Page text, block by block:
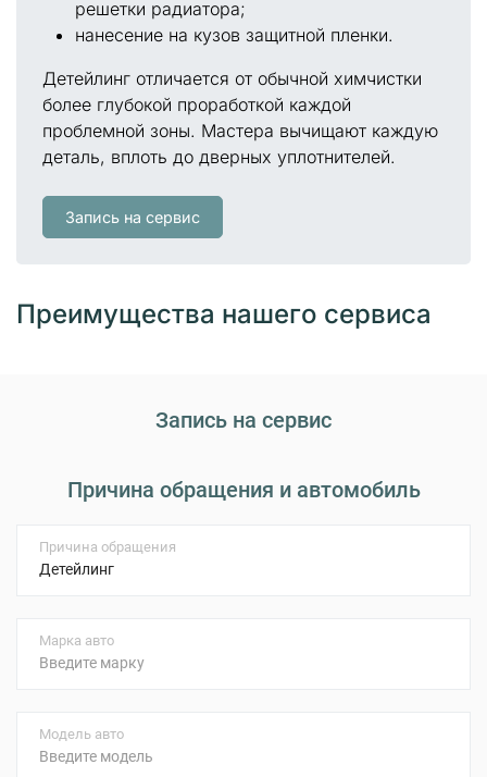
решетки радиатора;
нанесение на кузов защитной пленки.
Детейлинг отличается от обычной химчистки
более глубокой проработкой каждой
проблемной зоны. Мастера вычищают каждую
деталь, вплоть до дверных уплотнителей.
Запись на сервис
Преимущества нашего сервиса
Запись на сервис
Причина обращения и автомобиль
Причина обращения
Марка авто
Модель авто